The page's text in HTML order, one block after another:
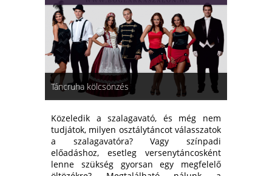
Táncruha kölcsönzés
Közeledik a szalagavató, és még nem
tudjátok, milyen osztálytáncot válasszatok
a szalagavatóra? Vagy színpadi
előadáshoz, esetleg versenytáncosként
lenne szükség gyorsan egy megfelelő